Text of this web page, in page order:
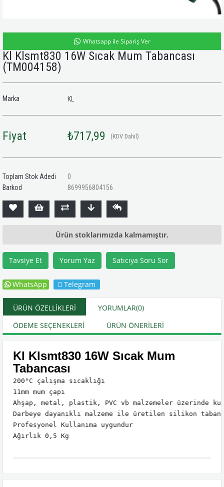
Whatsapp ile Sipariş Ver
Kl Klsmt830 16W Sıcak Mum Tabancası
(TM004158)
Marka KL
Fiyat ₺717,99 (KDV Dahil)
Toplam Stok Adedi
0
Barkod
8699956804156
Ürün stoklarımızda kalmamıştır.
Tavsiye Et Yorum Yaz Satıcıya Soru Sor
WhatsApp Telegram
ÜRÜN ÖZELLIKLERI YORUMLAR(0)
ÖDEME SEÇENEKLERI
ÜRÜN ÖNERILERI
Kl Klsmt830 16W Sıcak Mum
Tabancası
200°C çalışma sıcaklığı
11mm mum çapı
Ahşap, metal, plastik, PVC vb malzemeler üzerinde
Darbeye dayanıklı malzeme ile üretilen silikon
Profesyonel Kullanıma uygundur
Ağırlık 0,5 Kg